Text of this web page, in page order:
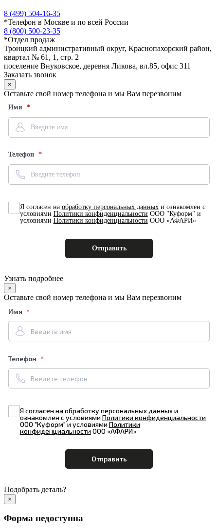
8 (499) 504-16-35
*Телефон в Москве и по всей России
8 (800) 500-23-35
*Отдел продаж
Троицкий административный округ, Краснопахорский район,
квартал № 61, 1, стр. 2
поселение Внуковское, деревня Ликова, вл.85, офис 311
Заказать звонок
×
Оставьте свой номер телефона и мы Вам перезвоним
Имя
Телефон
Я согласен на обработку персональных данныхи ознакомлен с
условиями Политики конфиденциальности ООО "Куформ" и
условиями Политики конфиденциальности ООО «АФАРИ»
Узнать подробнее
×
Оставьте свой номер телефона и мы Вам перезвоним
Имя
Телефон
Я согласен наобработку персональных данныхи
ознакомлен с условиямиПолитики конфиденциальности
ООО "Куформ" и условиямиПолитики
конфиденциальностиООО «АФАРИ»
Подобрать деталь?
×
Форма недоступна